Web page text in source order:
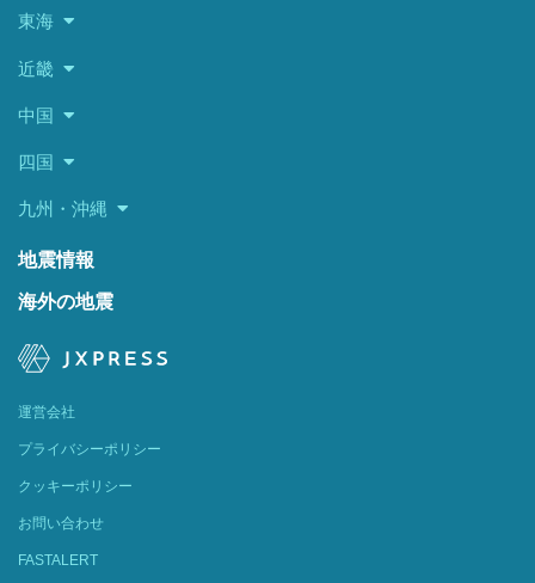
東海
近畿
中国
四国
九州・沖縄
地震情報
海外の地震
運営会社
プライバシーポリシー
クッキーポリシー
お問い合わせ
FASTALERT